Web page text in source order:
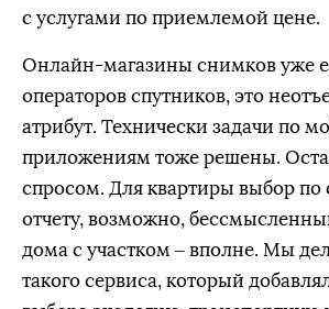
с услугами по приемлемой цене.
Онлайн-магазины снимков уже
операторов спутников, это
атрибут. Технически задачи по
приложениям тоже решены.
спросом. Для квартиры выбор по
отчету, возможно,
дома с участком – вполне. Мы
такого сервиса, который